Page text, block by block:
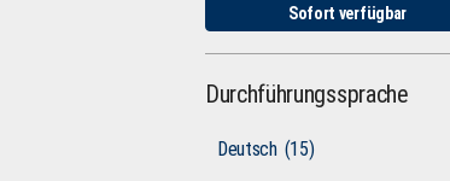
Sofort verfügbar
Durchführungssprache
Deutsch (15)